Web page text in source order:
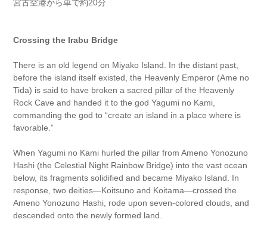
宮古空港から車で約20分
Crossing the Irabu Bridge
There is an old legend on Miyako Island. In the distant past,
before the island itself existed, the Heavenly Emperor (Ame no
Tida) is said to have broken a sacred pillar of the Heavenly
Rock Cave and handed it to the god Yagumi no Kami,
commanding the god to “create an island in a place where is
favorable.”
When Yagumi no Kami hurled the pillar from Ameno Yonozuno
Hashi (the Celestial Night Rainbow Bridge) into the vast ocean
below, its fragments solidified and became Miyako Island. In
response, two deities—Koitsuno and Koitama—crossed the
Ameno Yonozuno Hashi, rode upon seven-colored clouds, and
descended onto the newly formed land.